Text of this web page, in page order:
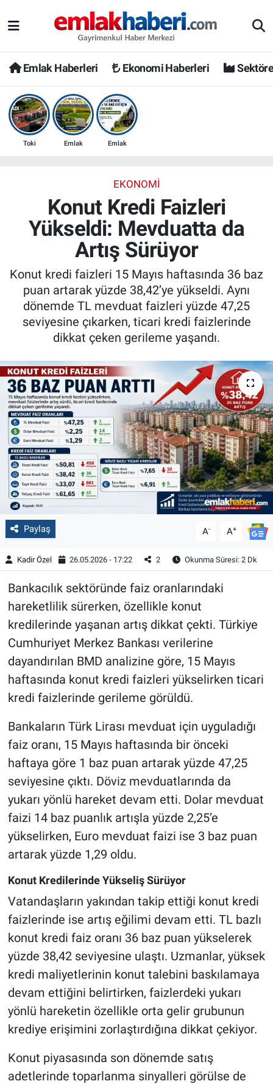
Emlak Haberleri Ekonomi Haberleri
Toki Emlak Emlak
EKONOMI
Konut Kredi Faizleri
Yükseldi: Mevduatta da
Artış Sürüyor
Konut kredi faizleri 15 Mayıs haftasında 36 baz
puan artarak yüzde 38,42’ye yükseldi. Aynı
dönemde TL mevduat faizleri yüzde 47,25
seviyesine çıkarken, ticari kredi faizlerinde
dikkat çeken gerileme yaşandı.
Paylaş A- A+
Kadir Özel 26.05.2026 - 17:22 2 Okunma Süresi: 2 Dk
Bankacılık sektöründe faiz oranlarındaki
hareketlilik sürerken, özellikle konut
kredilerinde yaşanan artış dikkat çekti. Türkiye
Cumhuriyet Merkez Bankası verilerine
dayandırılan BMD analizine göre, 15 Mayıs
haftasında konut kredi faizleri yükselirken ticari
kredi faizlerinde gerileme görüldü.
Bankaların Türk Lirası mevduat için uyguladığı
faiz oranı, 15 Mayıs haftasında bir önceki
haftaya göre 1 baz puan artarak yüzde 47,25
seviyesine çıktı. Döviz mevduatlarında da
yukarı yönlü hareket devam etti. Dolar mevduat
faizi 14 baz puanlık artışla yüzde 2,25’e
yükselirken, Euro mevduat faizi ise 3 baz puan
artarak yüzde 1,29 oldu.
Konut Kredilerinde Yükseliş Sürüyor
Vatandaşların yakından takip ettiği konut kredi
faizlerinde ise artış eğilimi devam etti. TL bazlı
konut kredi faiz oranı 36 baz puan yükselerek
yüzde 38,42 seviyesine ulaştı. Uzmanlar, yüksek
kredi maliyetlerinin konut talebini baskılamaya
devam ettiğini belirtirken, faizlerdeki yukarı
yönlü hareketin özellikle orta gelir grubunun
krediye erişimini zorlaştırdığına dikkat çekiyor.
Konut piyasasında son dönemde satış
adetlerinde toparlanma sinyalleri görülse de